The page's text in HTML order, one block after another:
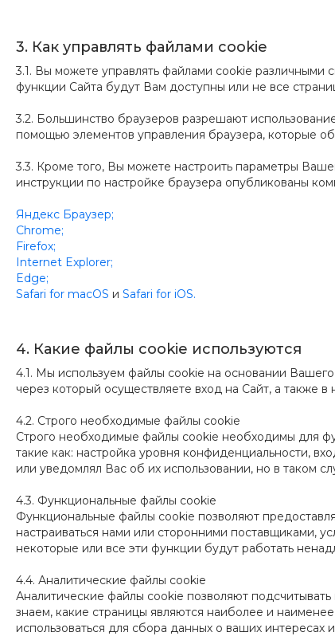
3. Как управлять файлами cookie
3.1. Вы можете управлять файлами cookie
функции Сайта будут Вам доступны или не все
3.2. Большинство браузеров разрешают
помощью элементов управления браузера, которые
3.3. Кроме того, Вы можете настроить параметры
инструкции по настройке браузера опубликованы
Яндекс Браузер;
Chrome;
Firefox;
Internet Explorer;
Edge;
Safari for macOS и Safari for iOS.
4. Какие файлы cookie используются
4.1. Мы используем файлы cookie на основании
через который осуществляете вход на Сайт, а также
4.2. Строго необходимые файлы cookie
Строго необходимые файлы cookie необходимы для
такие как: настройка уровня конфиденциальности,
или уведомлял Вас об их использовании, но в таком
4.3. Функциональные файлы cookie
Функциональные файлы cookie позволяют
настраиваться нами или сторонними поставщиками,
некоторые или все эти функции будут работать
4.4. Аналитические файлы cookie
Аналитические файлы cookie позволяют
знаем, какие страницы являются наиболее и
использоваться для сбора данных о ваших